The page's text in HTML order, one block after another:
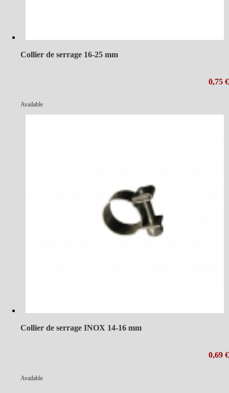
Collier de serrage 16-25 mm
0,75 €
Available
Collier de serrage INOX 14-16 mm
0,69 €
Available